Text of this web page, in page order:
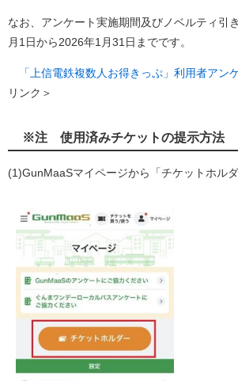
なお、アンケート実施期間及びノベルティ引
月1日から2026年1月31日までです。
「上信電鉄複数人お得きっぷ」利用者アン
リンク＞
※注 使用済みチケットの提示方法
(1)GunMaaSマイページから「チケットホル